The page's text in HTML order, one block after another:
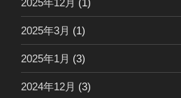
2025年12月 (1)
2025年3月 (1)
2025年1月 (3)
2024年12月 (3)